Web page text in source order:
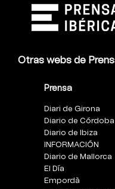
Otras webs de
Prensa
Diari de Girona
Diario de Córdoba
Diario de Ibiza
INFORMACIÓN
Diario de Mallorca
El Día
Empordà